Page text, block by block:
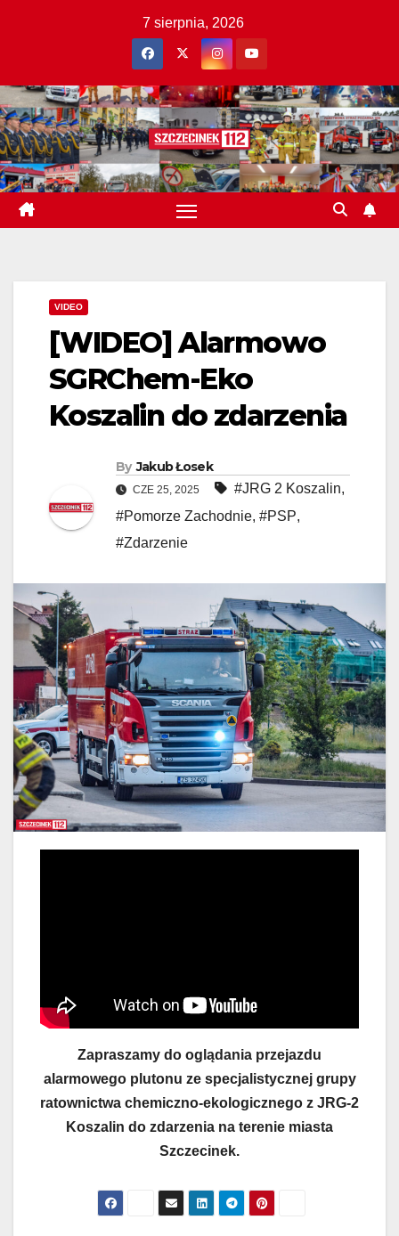
7 sierpnia, 2026
VIDEO
[WIDEO] Alarmowo
SGRChem-Eko
Koszalin do zdarzenia
By Jakub Łosek
CZE 25, 2025 #JRG 2 Koszalin,
#Pomorze Zachodnie, #PSP,
#Zdarzenie
Zapraszamy do oglądania przejazdu
alarmowego plutonu ze specjalistycznej grupy
ratownictwa chemiczno-ekologicznego z JRG-2
Koszalin do zdarzenia na terenie miasta
Szczecinek.